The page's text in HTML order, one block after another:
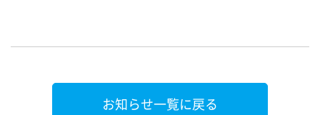
お知らせ一覧に戻る